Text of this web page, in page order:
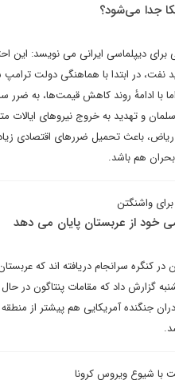
جدا می‌شود؟
برای دیپلماسی ایرانی می نویسد: این
نفت، در ابتدا با هماهنگی دولت
با ادامهٔ روند کاهش قیمت‌ها، به
و تهدید به خروج نیروهای
باعث تحمیل ضررهای اقتصادی
هم باشد.
واشنگتن
خود از عربستان پایان می دهد
در کنگره سرانجام دریافته اند که
گزارش داد که مقامات پنتاگون در
جنگنده آمریکایی هم پیشتر از
با شیوع ویروس کرونا